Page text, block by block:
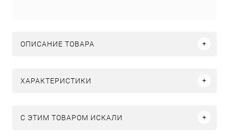
ОПИСАНИЕ ТОВАРА
ХАРАКТЕРИСТИКИ
C ЭТИМ ТОВАРОМ ИСКАЛИ